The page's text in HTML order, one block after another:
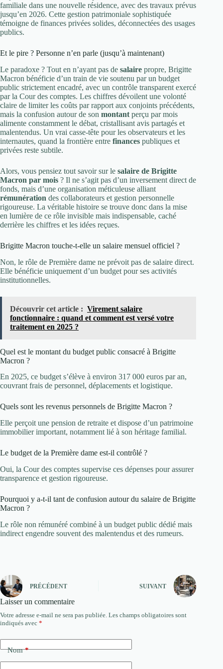
familiale dans une nouvelle résidence, avec des travaux prévus
jusqu’en 2026. Cette gestion patrimoniale sophistiquée
témoigne de finances privées solides, déconnectées des usages
publics.
Et le pire ? Personne n’en parle (jusqu’à maintenant)
Le paradoxe ? Tout en n’ayant pas de salaire propre, Brigitte
Macron bénéficie d’un train de vie soutenu par un budget
public strictement encadré, avec un contrôle transparent exercé
par la Cour des comptes. Les chiffres dévoilent une volonté
claire de limiter les coûts par rapport aux conjoints précédents,
mais la confusion autour de son montant perçu par mois
alimente constamment le débat, cristallisant avis partagés et
malentendus. Un vrai casse-tête pour les observateurs et les
internautes, quand la frontière entre finances publiques et
privées reste subtile.
Alors, vous pensiez tout savoir sur le salaire de Brigitte
Macron par mois ? Il ne s’agit pas d’un inversement direct de
fonds, mais d’une organisation méticuleuse alliant
rémunération des collaborateurs et gestion personnelle
rigoureuse. La véritable histoire se trouve donc dans la mise
en lumière de ce rôle invisible mais indispensable, caché
derrière les chiffres et les idées reçues.
Brigitte Macron touche-t-elle un salaire mensuel officiel ?
Non, le rôle de Première dame ne prévoit pas de salaire direct.
Elle bénéficie uniquement d’un budget pour ses activités
institutionnelles.
Découvrir cet article : Virement salaire
fonctionnaire : quand et comment est versé votre
traitement en 2025 ?
Quel est le montant du budget public consacré à Brigitte
Macron ?
En 2025, ce budget s’élève à environ 317 000 euros par an,
couvrant frais de personnel, déplacements et logistique.
Quels sont les revenus personnels de Brigitte Macron ?
Elle perçoit une pension de retraite et dispose d’un patrimoine
immobilier important, notamment lié à son héritage familial.
Le budget de la Première dame est-il contrôlé ?
Oui, la Cour des comptes supervise ces dépenses pour assurer
transparence et gestion rigoureuse.
Pourquoi y a-t-il tant de confusion autour du salaire de Brigitte
Macron ?
Le rôle non rémunéré combiné à un budget public dédié mais
indirect engendre souvent des malentendus et des rumeurs.
PRÉCÉDENT SUIVANT
Laisser un commentaire
Votre adresse e-mail ne sera pas publiée. Les champs obligatoires sont
indiqués avec *
Nom*